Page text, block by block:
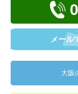
メール
大阪